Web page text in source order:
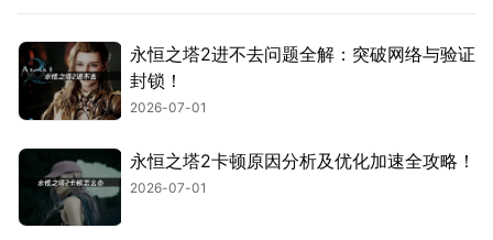
永恒之塔2进不去问题全解：突破网络与验证
封锁！
2026-07-01
永恒之塔2卡顿原因分析及优化加速全攻略！
2026-07-01